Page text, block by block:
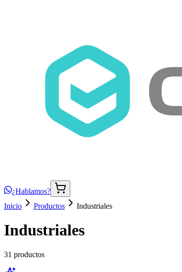
¿Hablamos?
Inicio
Productos Industriales
Industriales
31 productos